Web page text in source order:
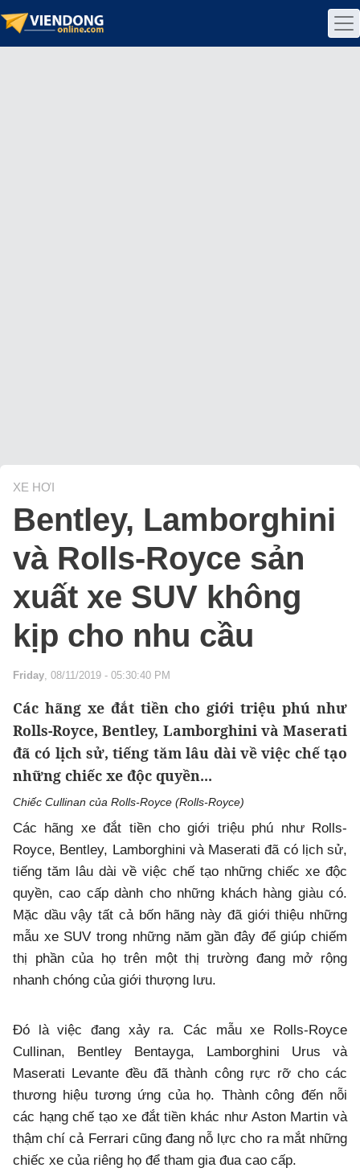
XE HƠI
Bentley, Lamborghini
và Rolls-Royce sản
xuất xe SUV không
kịp cho nhu cầu
Friday, 08/11/2019 - 05:30:40 PM
Các hãng xe đắt tiền cho giới triệu phú như
Rolls-Royce, Bentley, Lamborghini và Maserati
đã có lịch sử, tiếng tăm lâu dài về việc chế tạo
những chiếc xe độc quyền...
Chiếc Cullinan của Rolls-Royce (Rolls-Royce)
Các hãng xe đắt tiền cho giới triệu phú như Rolls-
Royce, Bentley, Lamborghini và Maserati đã có lịch sử,
tiếng tăm lâu dài về việc chế tạo những chiếc xe độc
quyền, cao cấp dành cho những khách hàng giàu có.
Mặc dầu vậy tất cả bốn hãng này đã giới thiệu những
mẫu xe SUV trong những năm gần đây để giúp chiếm
thị phần của họ trên một thị trường đang mở rộng
nhanh chóng của giới thượng lưu.
Đó là việc đang xảy ra. Các mẫu xe Rolls-Royce
Cullinan, Bentley Bentayga, Lamborghini Urus và
Maserati Levante đều đã thành công rực rỡ cho các
thương hiệu tương ứng của họ. Thành công đến nỗi
các hạng chế tạo xe đắt tiền khác như Aston Martin và
thậm chí cả Ferrari cũng đang nỗ lực cho ra mắt những
chiếc xe của riêng họ để tham gia đua cao cấp.